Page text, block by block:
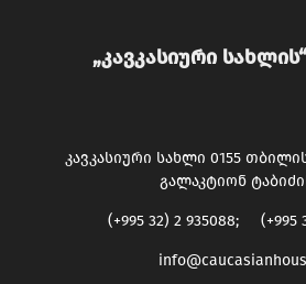
„კავკასიური
კავკასიური სახლი 0155
გალაკტიონ
(+995 32) 2 935088; (+995